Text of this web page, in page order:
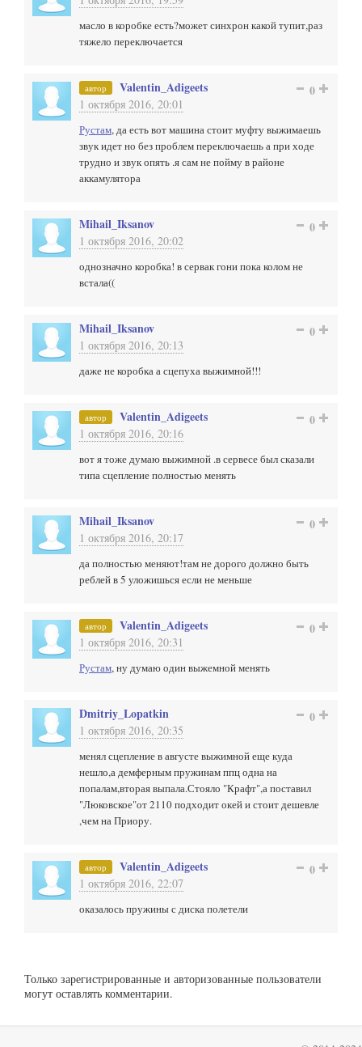
масло в коробке есть?может синхрон какой тупит,раз
тяжело переключается
автор Valentin_Adigeets
1 октября 2016, 20:01
0
Рустам, да есть вот машина стоит муфту выжимаешь
звук идет но без проблем переключаешь а при ходе
трудно и звук опять .я сам не пойму в районе
аккамулятора
Mihail_Iksanov
1 октября 2016, 20:02
0
однозначно коробка! в сервак гони пока колом не
встала((
Mihail_Iksanov
1 октября 2016, 20:13
0
даже не коробка а сцепуха выжимной!!!
автор Valentin_Adigeets
1 октября 2016, 20:16
0
вот я тоже думаю выжимной .в сервесе был сказали
типа сцепление полностью менять
Mihail_Iksanov
1 октября 2016, 20:17
0
да полностью меняют!там не дорого должно быть
реблей в 5 уложишься если не меньше
автор Valentin_Adigeets
1 октября 2016, 20:31
0
Рустам, ну думаю один выжемной менять
Dmitriy_Lopatkin
1 октября 2016, 20:35
0
менял сцепление в августе выжимной еще куда
нешло,а демферным пружинам ппц одна на
попалам,вторая выпала.Стояло "Крафт",а поставил
"Люковское"от 2110 подходит окей и стоит дешевле
,чем на Приору.
автор Valentin_Adigeets
1 октября 2016, 22:07
0
оказалось пружины с диска полетели
Только зарегистрированные и авторизованные пользователи
могут оставлять комментарии.